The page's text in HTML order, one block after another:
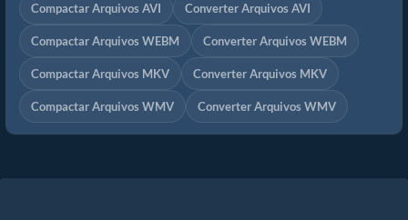
Compactar Arquivos AVI Converter Arquivos AVI
Compactar Arquivos WEBM Converter Arquivos WEBM
Compactar Arquivos MKV Converter Arquivos MKV
Compactar Arquivos WMV Converter Arquivos WMV